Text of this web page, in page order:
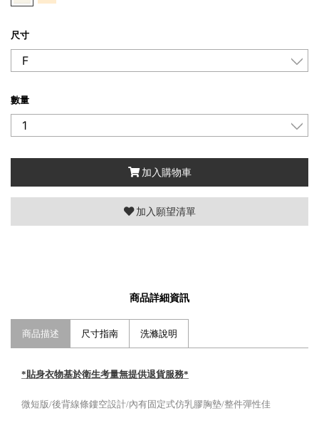
尺寸
數量
加入購物車
加入願望清單
商品詳細資訊
商品描述 尺寸指南 洗滌說明
*貼身衣物基於衛生考量無提供退貨服務*
微短版/後背線條鏤空設計/內有固定式仿乳膠胸墊/整件彈性佳